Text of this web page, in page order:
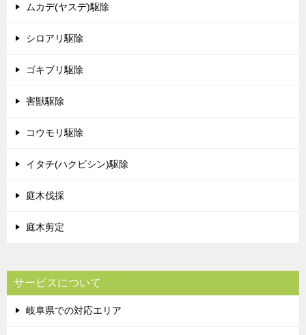
ムカデ(ヤスデ)駆除
シロアリ駆除
ゴキブリ駆除
害獣駆除
コウモリ駆除
イタチ(ハクビシン)駆除
庭木伐採
庭木剪定
サービスについて
岐阜県での対応エリア